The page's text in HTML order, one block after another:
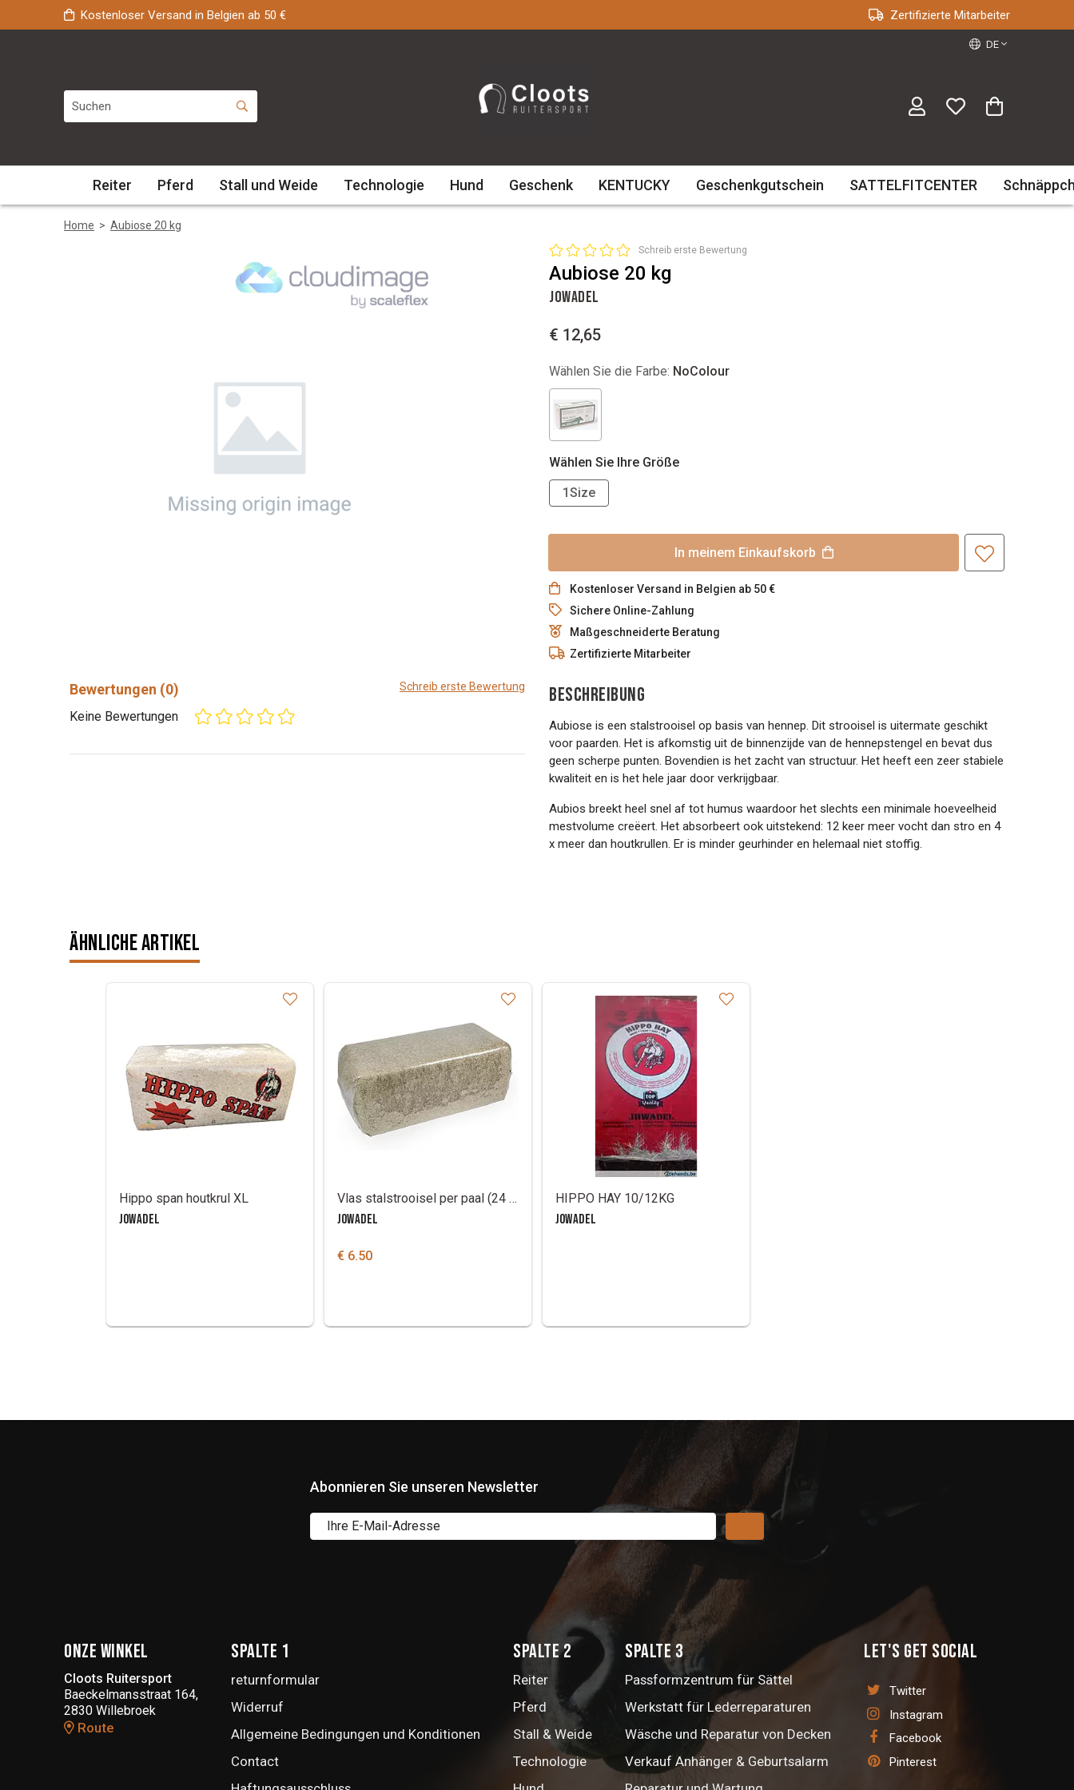
Kostenloser Versand in Belgien ab 50 € Zertifizierte Mitarbeiter
DE
Reiter Pferd Stall und Weide Technologie Hund Geschenk KENTUCKY Geschenkgutschein SATTELFITCENTER
Home > Aubiose 20 kg
Schreib erste Bewertung
Aubiose 20 kg
JOWADEL
€ 12,65
Wählen Sie die Farbe: NoColour
Wählen Sie Ihre Größe
1Size
In meinem Einkaufskorb
Kostenloser Versand in Belgien ab 50 €
Sichere Online-Zahlung
Maßgeschneiderte Beratung
Zertifizierte Mitarbeiter
Bewertungen (0) Schreib erste Bewertung
Keine Bewertungen
BESCHREIBUNG
Aubiose is een stalstrooisel op basis van hennep. Dit strooisel is uitermate geschikt
voor paarden. Het is afkomstig uit de binnenzijde van de hennepstengel en bevat dus
geen scherpe punten. Bovendien is het zacht van structuur. Het heeft een zeer stabiele
kwaliteit en is het hele jaar door verkrijgbaar.
Aubios breekt heel snel af tot humus waardoor het slechts een minimale hoeveelheid
mestvolume creëert. Het absorbeert ook uitstekend: 12 keer meer vocht dan stro en 4
x meer dan houtkrullen. Er is minder geurhinder en helemaal niet stoffig.
Ähnliche Artikel
Hippo span houtkrul XL
JOWADEL
Vlas stalstrooisel per paal (24 op pallet)
JOWADEL
€ 6.50
HIPPO HAY 10/12KG
JOWADEL
Abonnieren Sie unseren Newsletter
Onze winkel
Cloots Ruitersport
Baeckelmansstraat 164,
2830 Willebroek
Route
Spalte 1
returnformular
Widerruf
Allgemeine Bedingungen und Konditionen
Contact
Spalte 2
Reiter
Pferd
Stall & Weide
Technologie
Spalte 3
Passformzentrum für Sättel
Werkstatt für Lederreparaturen
Wäsche und Reparatur von Decken
Verkauf Anhänger & Geburtsalarm
Let's get social
Twitter
Instagram
Facebook
Pinterest